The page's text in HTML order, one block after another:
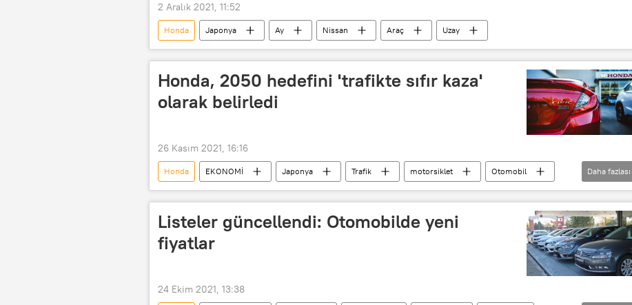
2 Aralık 2021, 11:52
Honda Japonya Ay Nissan Araç Uzay
Honda, 2050 hedefini 'trafikte sıfır kaza'
olarak belirledi
26 Kasım 2021, 16:16
Honda EKONOMİ Japonya Trafik motorsiklet
Otomobil
Yaya
Üretim
Daha fazlası
Listeler güncellendi: Otomobilde yeni
fiyatlar
24 Ekim 2021, 13:38